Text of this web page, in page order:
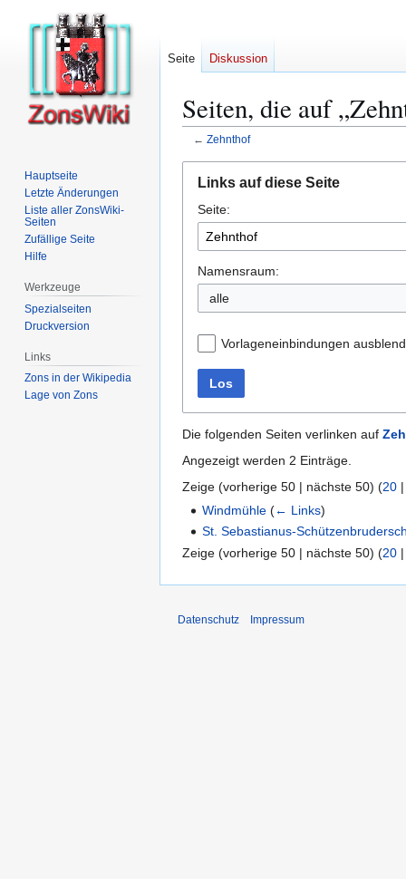
Seiten, die auf
← Zehnthof
Navigation
springen
Suche
springen
Links auf diese Seite
Seite:
Namensraum:
alle
Vorlageneinbindungen
Los
Die folgenden Seiten verlinken auf
Angezeigt werden 2 Einträge.
Zeige (vorherige 50 | nächste 50) (20
Windmühle (← Links)
St. Sebastianus-
Zeige (vorherige 50 | nächste 50) (20
Seite Diskussion
Hauptseite
Letzte Änderungen
Liste aller ZonsWiki-
Seiten
Zufällige Seite
Hilfe
Werkzeuge
Spezialseiten
Druckversion
Links
Zons in der Wikipedia
Lage von Zons
Datenschutz Impressum